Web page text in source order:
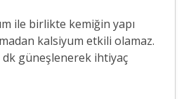
ile birlikte kemiğin yapı
kalsiyum etkili olamaz.
güneşlenerek ihtiyaç